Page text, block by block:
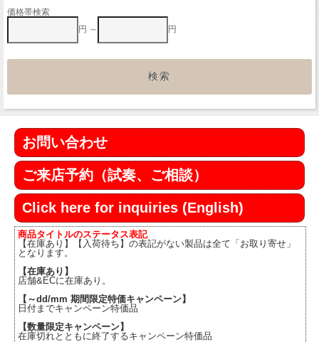
価格帯検索
円 ～
円
お問い合わせ
ご来店予約（試奏、ご相談）
Click here for inquiries (English)
商品タイトルのステータス表記
【在庫あり】【入荷待ち】の表記がない製品は全て「お取り寄せ」
となります。
【在庫あり】
店舗&ECに在庫あり。
【～dd/mm 期間限定特価キャンペーン】
日付までキャンペーン特価品
【数量限定キャンペーン】
在庫切れとともに終了するキャンペーン特価品